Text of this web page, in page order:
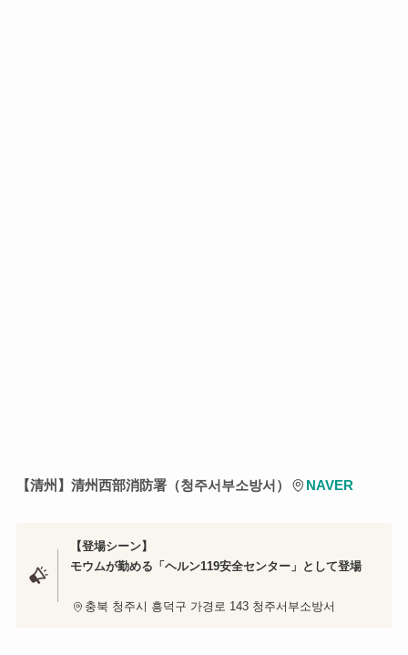
【清州】清州西部消防署（청주서부소방서） NAVER
【登場シーン】
モウムが勤める「ヘルン119安全センター」として登場
충북 청주시 흥덕구 가경로 143 청주서부소방서